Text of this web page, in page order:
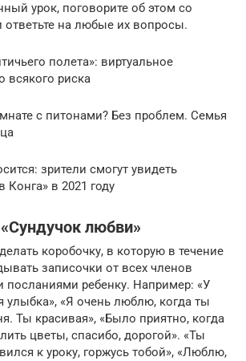
урок, поговорите об этом со
на любые их вопросы.
полета»: виртуальное
всякого риска
с питонами? Без проблем. Семья
зрители смогут увидеть
Конга» в 2021 году
любви»
коробочку, в которую в течение
записочки от всех членов
ребенку. Например: «У
улыбка», «Я очень люблю, когда ты
Ты красивая», «Было приятно, когда
цветы, спасибо, дорогой». «Ты
к уроку, горжусь тобой», «Люблю,